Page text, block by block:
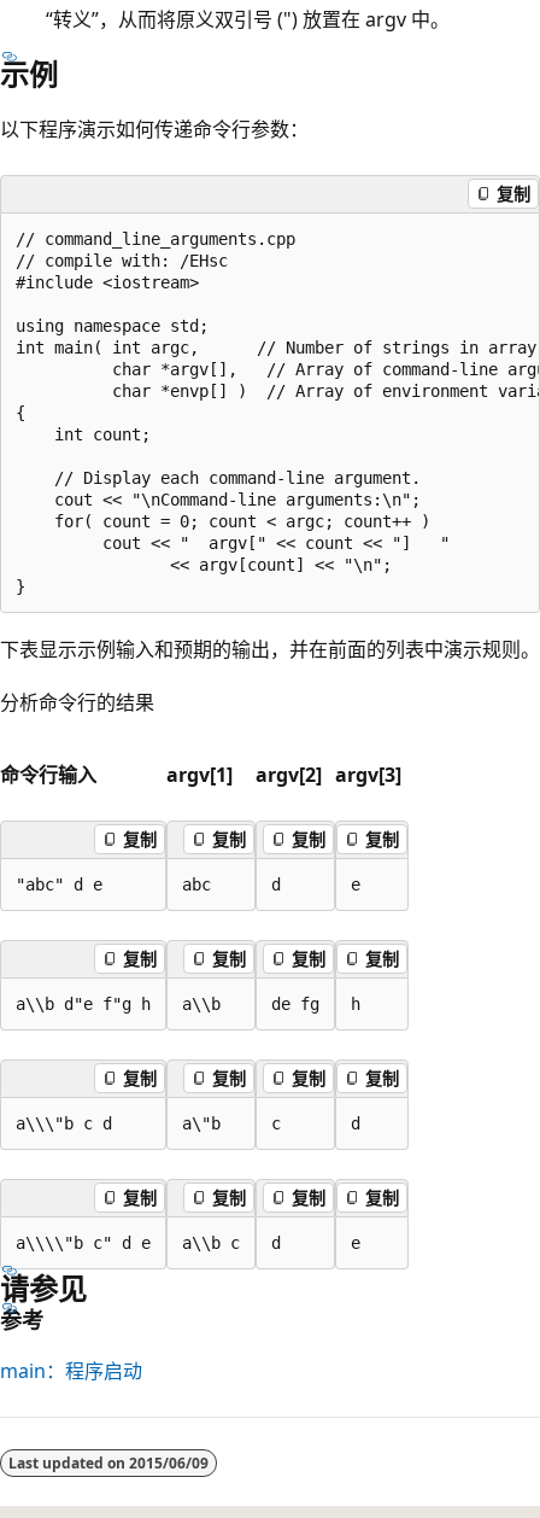
“转义”，从而将原义双引号 (") 放置在 argv 中。
示例
以下程序演示如何传递命令行参数：
复制
// command_line_arguments.cpp
// compile with: /EHsc
#include <iostream>
using namespace std;
int main( int argc,      // Number of strings in array
char *argv[],   // Array of command-line
char *envp[] )  // Array of environment
{
    int count;
    // Display each command-line argument.
    cout << "\nCommand-line arguments:\n";
    for( count = 0; count < argc; count++ )
         cout << "  argv[" << count << "]   "
                << argv[count] << "\n";
下表显示示例输入和预期的输出，并在前面的列表中演示规则。
分析命令行的结果
命令行输入 argv[1] argv[2] argv[3]
复制
"abc" d e
复制
abc
复制
d
复制
e
复制
a\\b d"e f"g h
复制
a\\b
复制
de fg
复制
h
复制
a\\\"b c d
复制
a\"b
复制
c
复制
d
复制
a\\\\"b c" d e
复制
a\\b c
复制
d
复制
e
请参见
参考
main：程序启动
模
式
Last updated on 2015/06/09